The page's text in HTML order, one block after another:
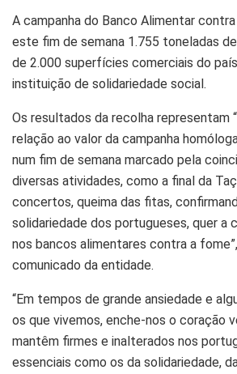
A campanha do Banco Alimentar
este fim de semana 1.755 toneladas
de 2.000 superfícies comerciais do
instituição de solidariedade social.
Os resultados da recolha representam
relação ao valor da campanha
num fim de semana marcado pela
diversas atividades, como a final da
concertos, queima das fitas,
solidariedade dos portugueses, quer a
nos bancos alimentares contra a
comunicado da entidade.
“Em tempos de grande ansiedade e
os que vivemos, enche-nos o coração
mantêm firmes e inalterados nos
essenciais como os da solidariedade,